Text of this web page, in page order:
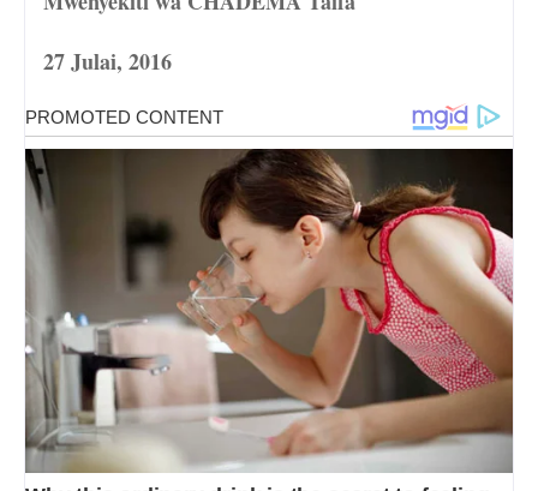
27 Julai, 2016